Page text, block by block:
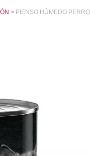
PIENSO HÚMEDO